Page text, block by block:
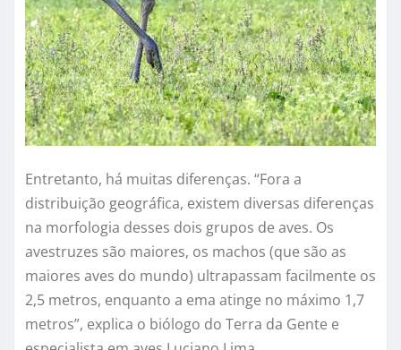
Entretanto, há muitas diferenças. “Fora a
distribuição geográfica, existem diversas diferenças
na morfologia desses dois grupos de aves. Os
avestruzes são maiores, os machos (que são as
maiores aves do mundo) ultrapassam facilmente os
2,5 metros, enquanto a ema atinge no máximo 1,7
metros”, explica o biólogo do Terra da Gente e